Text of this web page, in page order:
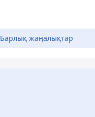
Барлық жаңалықтар